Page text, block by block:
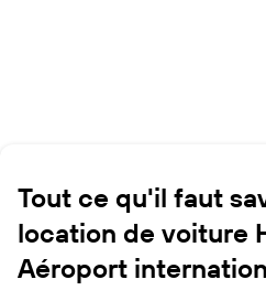
Tout ce qu'il faut
location de voiture
Aéroport